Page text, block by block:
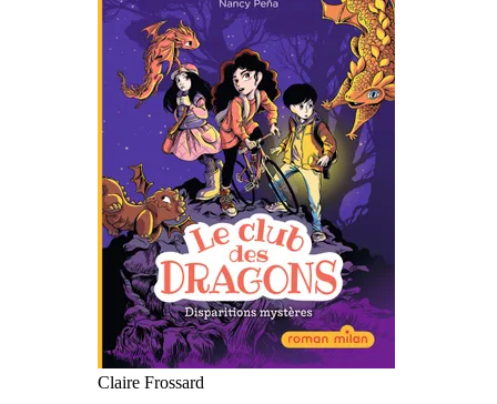
Claire Frossard